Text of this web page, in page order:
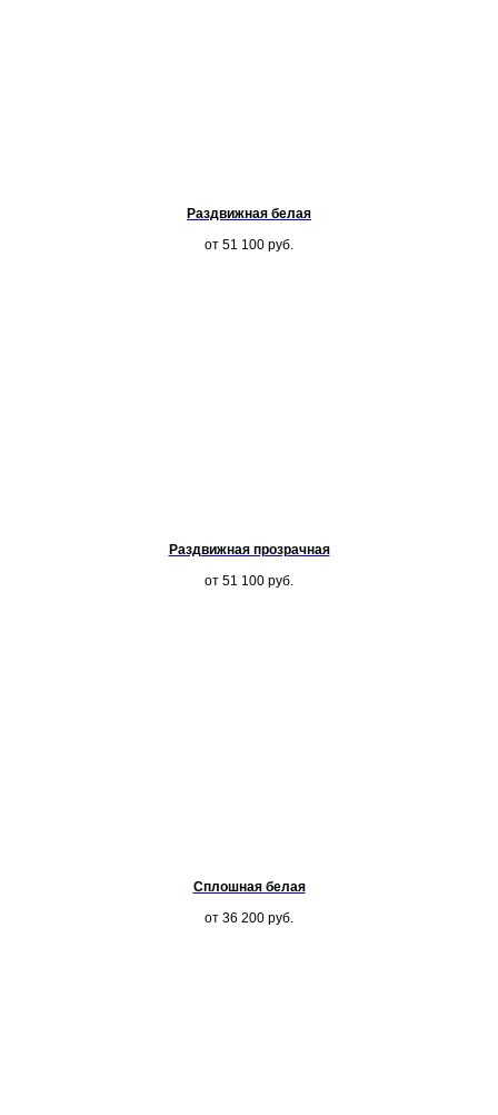
Раздвижная белая
от 51 100 руб.
Раздвижная прозрачная
от 51 100 руб.
Сплошная белая
от 36 200 руб.